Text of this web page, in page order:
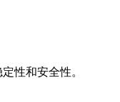
性和安全性。